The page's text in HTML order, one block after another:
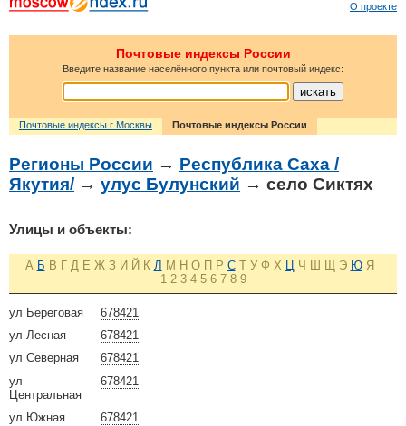
О проекте
Почтовые индексы России
Введите название населённого пункта или почтовый индекс:
Почтовые индексы г Москвы Почтовые индексы России
Регионы России → Республика Саха /
Якутия/ → улус Булунский → село Сиктях
Улицы и объекты:
А Б В Г Д Е Ж З И Й К Л М Н О П Р С Т У Ф Х Ц Ч Ш Щ Э Ю Я
1 2 3 4 5 6 7 8 9
678421
ул Береговая
678421
ул Лесная
678421
ул Северная
678421
ул
Центральная
678421
ул Южная